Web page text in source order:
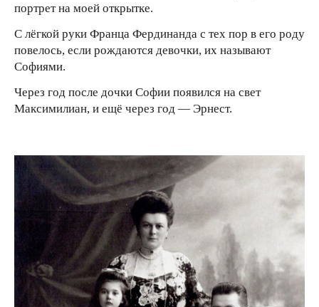
портрет на моей открытке.
С лёгкой руки Франца Фердинанда с тех пор в его роду
повелось, если рождаются девочки, их называют
Софиями.
Через год после дочки Софии появился на свет
Максимилиан, и ещё через год — Эрнест.